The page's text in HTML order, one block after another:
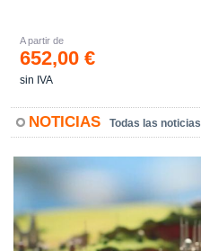
A partir de
652,00 €
sin IVA
NOTICIAS Todas las noticias